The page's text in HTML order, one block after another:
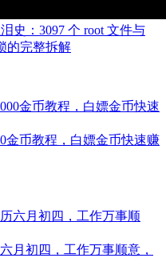
史：3097 个 root 文件与
的完整拆解
金币教程，白嫖金币快速赚
月初四，工作万事顺意，